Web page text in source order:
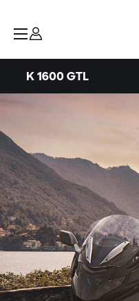
K 1600 GTL